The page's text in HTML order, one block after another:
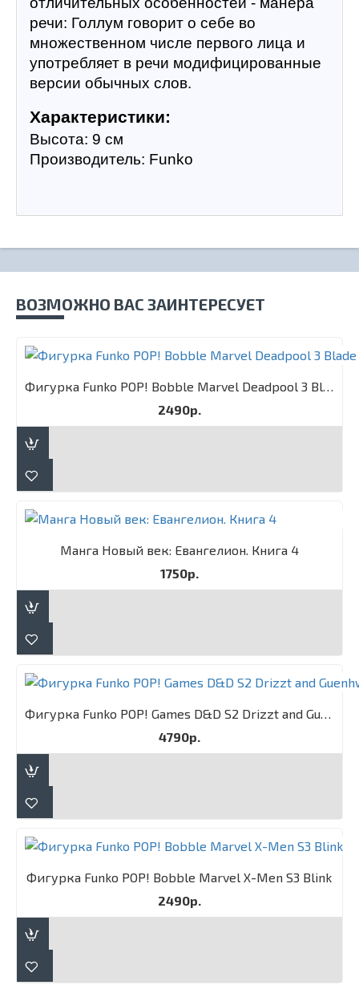
речи: Голлум говорит о себе во
множественном числе первого лица и
употребляет в речи модифицированные
версии обычных слов.
Характеристики:
Высота: 9 см
Производитель: Funko
ВОЗМОЖНО ВАС ЗАИНТЕРЕСУЕТ
Фигурка Funko POP! Bobble Marvel Deadpool 3 Blade
2490р.
Манга Новый век: Евангелион. Книга 4
1750р.
Фигурка Funko POP! Games D&D S2 Drizzt and Guenhwyvar 2PK
4790р.
Фигурка Funko POP! Bobble Marvel X-Men S3 Blink
2490р.